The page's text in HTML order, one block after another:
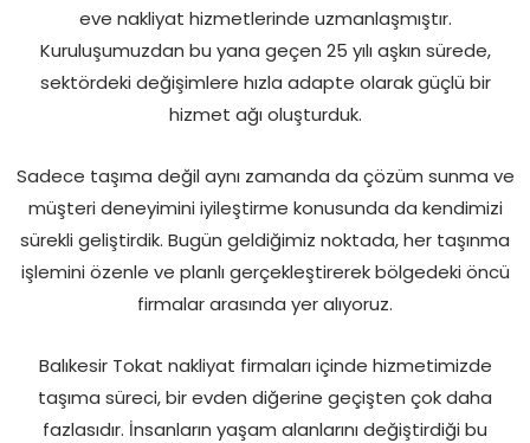
eve nakliyat hizmetlerinde uzmanlaşmıştır.
Kuruluşumuzdan bu yana geçen 25 yılı aşkın sürede,
sektördeki değişimlere hızla adapte olarak güçlü bir
hizmet ağı oluşturduk.
Sadece taşıma değil aynı zamanda da çözüm sunma ve
müşteri deneyimini iyileştirme konusunda da kendimizi
sürekli geliştirdik. Bugün geldiğimiz noktada, her taşınma
işlemini özenle ve planlı gerçekleştirerek bölgedeki öncü
firmalar arasında yer alıyoruz.
Balıkesir Tokat nakliyat firmaları içinde hizmetimizde
taşıma süreci, bir evden diğerine geçişten çok daha
fazlasıdır. İnsanların yaşam alanlarını değiştirdiği bu